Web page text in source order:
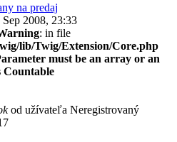
na predaj
Sep 2008, 23:33
: in file
lib/Twig/Extension/Core.php
must be an array or an
Countable
od užívateľa Neregistrovaný